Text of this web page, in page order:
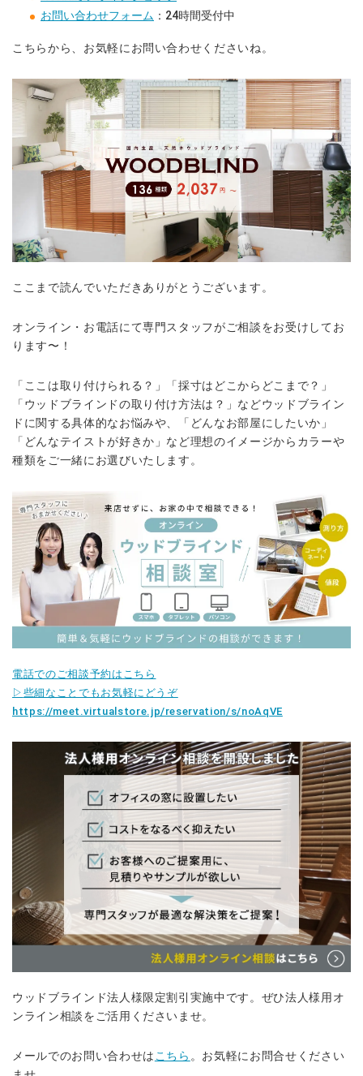
お問い合わせフォーム ：24時間受付中
こちらから、お気軽にお問い合わせくださいね。
ここまで読んでいただきありがとうございます。
オンライン・お電話にて専門スタッフがご相談をお受けしてお
ります〜！
「ここは取り付けられる？」「採寸はどこからどこまで？」
「ウッドブラインドの取り付け方法は？」などウッドブライン
ドに関する具体的なお悩みや、「どんなお部屋にしたいか」
「どんなテイストが好きか」など理想のイメージからカラーや
種類をご一緒にお選びいたします。
電話でのご相談予約はこちら
▷ 些細なことでもお気軽にどうぞ
https://meet.virtualstore.jp/reservation/s/noAqVE
ウッドブラインド法人様限定割引実施中です。ぜひ法人様用オ
ンライン相談をご活用くださいませ。
メールでのお問い合わせは こちら 。お気軽にお問合せください